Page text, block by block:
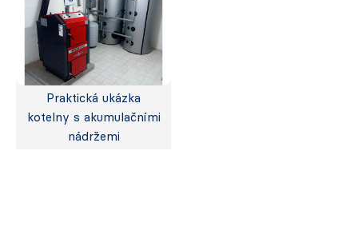
Praktická ukázka
kotelny s akumulačními
nádržemi